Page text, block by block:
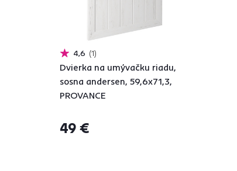
4,6 1
Dvierka na umývačku riadu,
sosna andersen, 59,6x71,3,
PROVANCE
49 €